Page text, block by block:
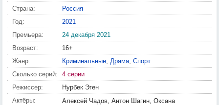
Страна:
Россия
Год:
2021
Премьера:
24 декабря 2021
Возраст:
16+
Жанр:
Криминальные, Драма, Спорт
Сколько серий:
4 серии
Режиссер:
Нурбек Эген
Актёры:
Алексей Чадов, Антон Шагин, Оксана